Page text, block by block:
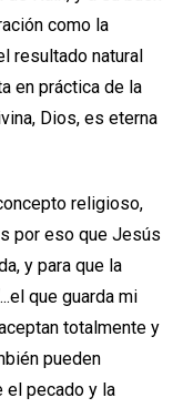
como la
resultado natural
en práctica de la
Dios, es eterna
religioso,
por eso que Jesús
y para que la
que guarda mi
totalmente y
pueden
el pecado y la